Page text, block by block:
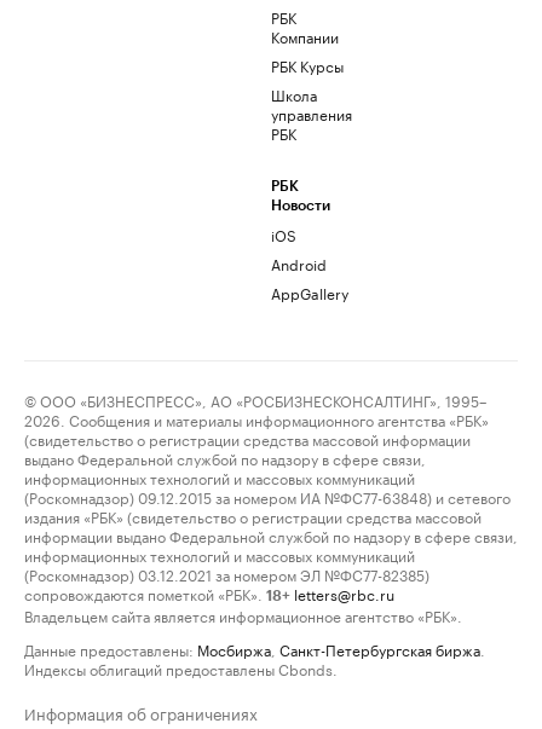
РБК
Компании
РБК Курсы
Школа
управления
РБК
РБК
Новости
iOS
Android
AppGallery
© ООО «БИЗНЕСПРЕСС», АО «РОСБИЗНЕСКОНСАЛТИНГ», 1995–
2026. Сообщения и материалы информационного агентства «РБК»
(свидетельство о регистрации средства массовой информации
выдано Федеральной службой по надзору в сфере связи,
информационных технологий и массовых коммуникаций
(Роскомнадзор) 09.12.2015 за номером ИА №ФС77-63848) и сетевого
издания «РБК» (свидетельство о регистрации средства массовой
информации выдано Федеральной службой по надзору в сфере связи,
информационных технологий и массовых коммуникаций
(Роскомнадзор) 03.12.2021 за номером ЭЛ №ФС77-82385)
сопровождаются пометкой «РБК».
18+ letters@rbc.ru
Владельцем сайта является информационное агентство «РБК».
Данные предоставлены: Мосбиржа Санкт-Петербургская биржа
Индексы облигаций предоставлены Cbonds.
Информация об ограничениях